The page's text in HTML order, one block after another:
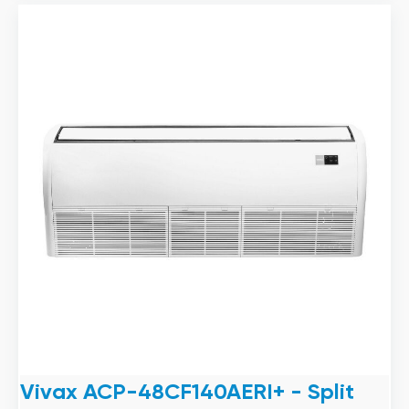
Vivax ACP-48CF140AERI+ - Split